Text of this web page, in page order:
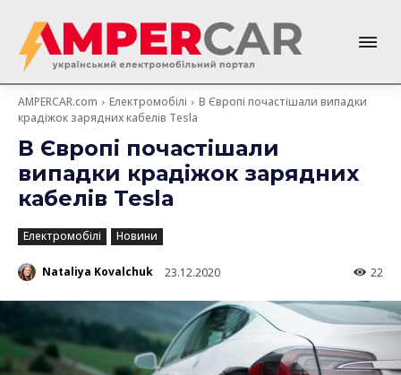
AMPERCAR.com Електромобілі
В Європі почастішали випадки
крадіжок зарядних кабелів Tesla
В Європі почастішали
випадки крадіжок зарядних
кабелів Tesla
Електромобілі Новини
Nataliya Kovalchuk 23.12.2020 22